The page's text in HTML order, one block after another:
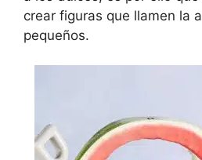
crear figuras que llamen la
pequeños.